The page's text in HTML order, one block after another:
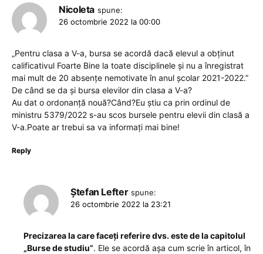
Nicoleta spune:
26 octombrie 2022 la 00:00
„Pentru clasa a V-a, bursa se acordă dacă elevul a obținut
calificativul Foarte Bine la toate disciplinele și nu a înregistrat
mai mult de 20 absențe nemotivate în anul școlar 2021-2022.”
De când se da și bursa elevilor din clasa a V-a?
Au dat o ordonanță nouă?Când?Eu știu ca prin ordinul de
ministru 5379/2022 s-au scos bursele pentru elevii din clasă a
V-a.Poate ar trebui sa va informați mai bine!
Reply
Ștefan Lefter spune:
26 octombrie 2022 la 23:21
Precizarea la care faceți referire dvs. este de la capitolul
„Burse de studiu”. Ele se acordă așa cum scrie în articol, în